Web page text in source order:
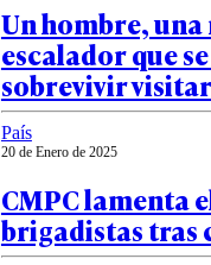
Un hombre,
escalador que
sobrevivir
País
20 de Enero de 2025
CMPC lamenta
brigadistas tras